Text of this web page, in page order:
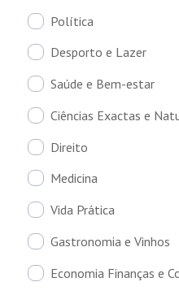
Política
Desporto e Lazer
Saúde e Bem-estar
Ciências Exactas e
Direito
Medicina
Vida Prática
Gastronomia e Vinhos
Economia Finanças e